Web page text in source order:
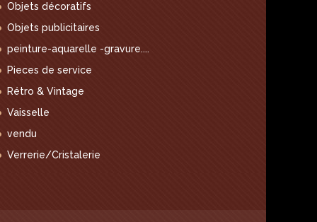
Objets décoratifs
Objets publicitaires
peinture-aquarelle -gravure....
Pieces de service
Rétro & Vintage
Vaisselle
vendu
Verrerie/Cristalerie